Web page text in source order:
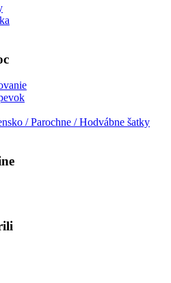
/ Parochne / Hodvábne šatky